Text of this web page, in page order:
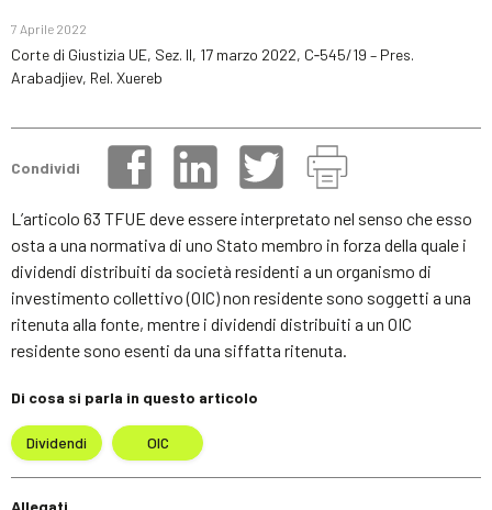
7 Aprile 2022
Corte di Giustizia UE, Sez. II, 17 marzo 2022, C‑545/19 – Pres.
Arabadjiev, Rel. Xuereb
Condividi
L’articolo 63 TFUE deve essere interpretato nel senso che esso
osta a una normativa di uno Stato membro in forza della quale i
dividendi distribuiti da società residenti a un organismo di
investimento collettivo (OIC) non residente sono soggetti a una
ritenuta alla fonte, mentre i dividendi distribuiti a un OIC
residente sono esenti da una siffatta ritenuta.
Di cosa si parla in questo articolo
Dividendi OIC
Allegati